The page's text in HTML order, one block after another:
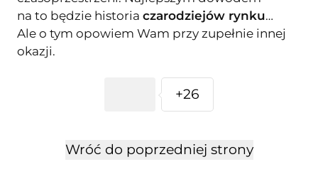
na to będzie historia czarodziejów rynku…
Ale o tym opowiem Wam przy zupełnie innej
okazji.
+26
Wróć do poprzedniej strony